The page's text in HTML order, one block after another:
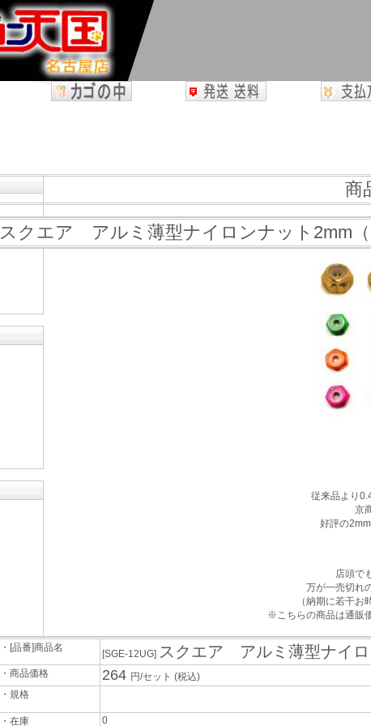
商
スクエア アルミ薄型ナイロンナット2mm（
従来品より
京
好評の2mm
店頭で
万が一売切れ
（納期に若干お
※こちらの商品は通販
・[品番]商品名
[SGE-12UG] スクエア アルミ薄型ナイロ
・商品価格 264 円/セット (税込)
・規格
・在庫
0